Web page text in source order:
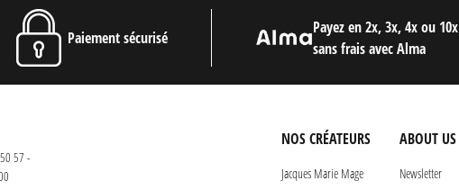
Paiement sécurisé
Payez en 2x, 3x, 4x ou 10x
sans frais avec Alma
50 57 -
NOS CRÉATEURS
Jacques Marie Mage
ABOUT US
Newsletter